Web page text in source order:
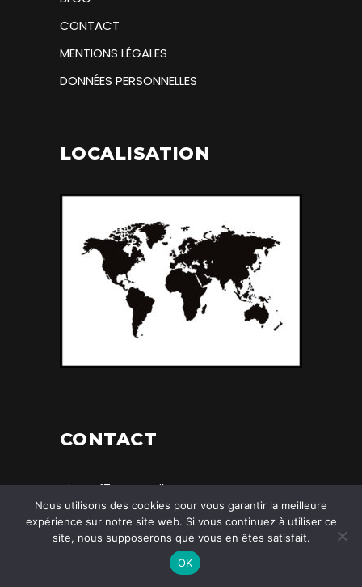
CONTACT
MENTIONS LÉGALES
DONNÉES PERSONNELLES
LOCALISATION
CONTACT
aioperf74@gmail.com
Nous utilisons des cookies pour vous garantir la meilleure
expérience sur notre site web. Si vous continuez à utiliser ce
site, nous supposerons que vous en êtes satisfait.
OK